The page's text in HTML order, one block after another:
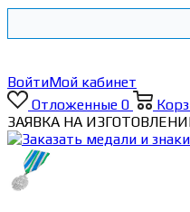
ВойтиМой кабинет
Отложенные 0
ЗАЯВКА НА